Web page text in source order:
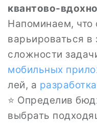
квантово-
Напоминаем, что
варьироваться в
сложности
мобильных
лей, а
⭐ Определив
выбрать